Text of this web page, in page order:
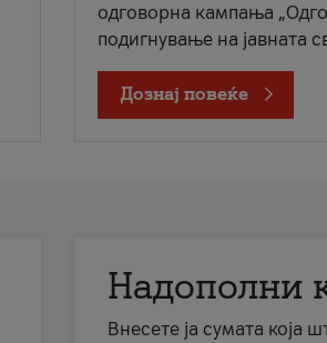
одговорна кампања
подигнување на јавната
Дознај повеќе
Надополни
Внесете ја сумата која